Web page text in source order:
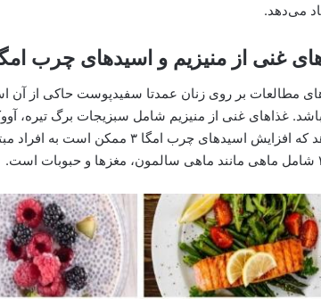
می‌دهد.
غنی از منیزیم و اسیدهای چرب
مطالعات بر روی زنان عمدتا سفیدپوست حاکی از
غذاهای غنی از منیزیم شامل سبزیجات برگ تیره،
می‌دهد که افزایش اسیدهای چرب